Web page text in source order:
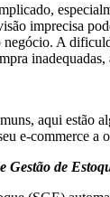
imprecisa
A
aqui estão
e-commerce a
Gestão de